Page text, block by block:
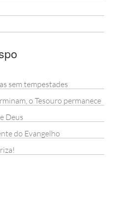
sem tempestades
o Tesouro permanece
Deus
do Evangelho